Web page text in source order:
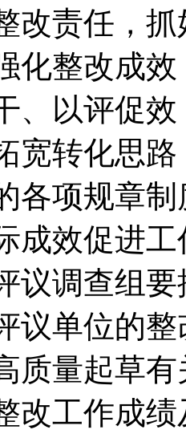
改责任，
化整改成
、以评促
宽转化思
各项规章
成效促进
议调查组
议单位的
质量起草
改工作成